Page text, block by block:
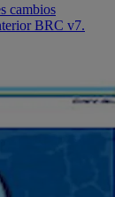
cambios
BRC v7.